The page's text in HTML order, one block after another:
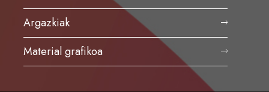
Argazkiak
Material grafikoa